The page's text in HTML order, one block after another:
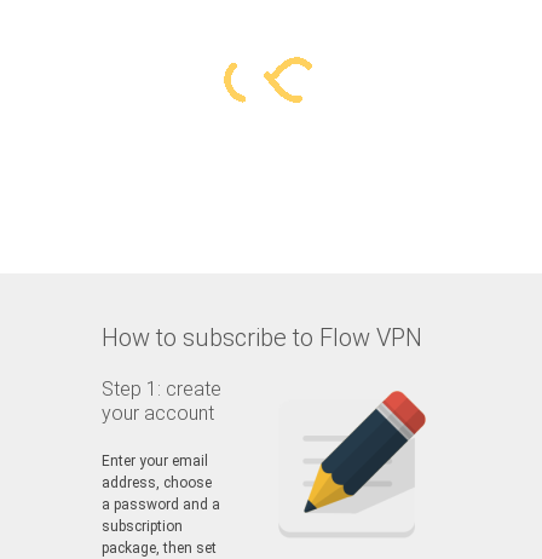
How to subscribe to Flow VPN
Step 1: create
your account
Enter your email
address, choose
a password and a
subscription
package, then set